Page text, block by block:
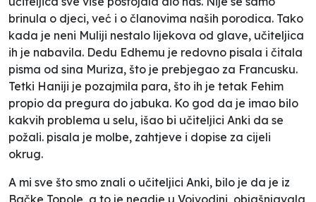
brinula o djeci, već i o članovima naših porodica. Tako
kada je neni Muliji nestalo lijekova od glave, učiteljica
ih je nabavila. Dedu Edhemu je redovno pisala i čitala
pisma od sina Muriza, što je prebjegao za Francusku.
Tetki Haniji je pozajmila para, što ih je tetak Fehim
propio da pregura do jabuka. Ko god da je imao bilo
kakvih problema u selu, išao bi učiteljici Anki da se
požali. pisala je molbe, zahtjeve i dopise za cijeli
okrug.
A mi sve što smo znali o učiteljici Anki, bilo je da je iz
Bačke Topole, a to je negdje u Vojvodini, objašnjavala